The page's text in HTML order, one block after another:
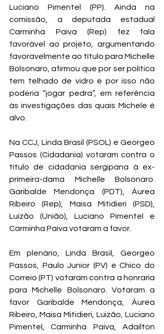
Luciano Pimentel (PP). Ainda na
comissão, a deputada estadual
Carminha Paiva (Rep) fez fala
favorável ao projeto, argumentando
favoravelmente ao título para Michelle
Bolsonaro, afirmou que por ser política
tem telhado de vidro e por isso não
poderia “jogar pedra”, em referência
às investigações das quais Michele é
alvo.
Na CCJ, Linda Brasil (PSOL) e Georgeo
Passos (Cidadania) votaram contra o
título de cidadania sergipana à ex-
primeira-dama Michelle Bolsonaro.
Garibalde Mendonça (PDT), Áurea
Ribeiro (Rep), Maisa Mitidieri (PSD),
Luizão (União), Luciano Pimentel e
Carminha Paiva votaram a favor.
Em plenário, Linda Brasil, Georgeo
Passos, Paulo Junior (PV) e Chico do
Correio (PT) votaram contra a honraria
para Michelle Bolsonaro. Votaram a
favor Garibalde Mendonça, Áurea
Ribeiro, Maisa Mitidieri, Luizão, Luciano
Pimentel, Carminha Paiva, Adailton